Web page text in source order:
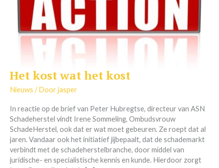
Het kost wat het kost
Nieuws / Doorjasper
In reactie op de brief van Peter Hubregtse, directeur van ASN
Schadeherstel vindt Irene Sommeling, Ombudsvrouw
SchadeHerstel, ook dat er wat moet gebeuren. Ze roept dat al
jaren. Vandaar ook het initiatief jijbepaalt, dat de schademarkt
verbindt met de schadeherstelbranche, door middel van
juridische- en specialistische kennis en kunde. Hierdoor zorgt
Het
wat
kost